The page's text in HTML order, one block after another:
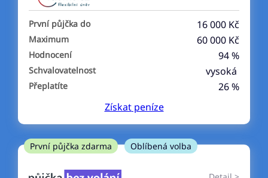
První půjčka zdarma
–
ano
ne
ano
ne
V exekuci
První půjčka do 16 000 Kč
Maximum 60 000 Kč
Hodnocení 94 %
Schvalovatelnost vysoká
Přeplatíte
26 %
Získatpeníze
První půjčka zdarma Oblíbená volba